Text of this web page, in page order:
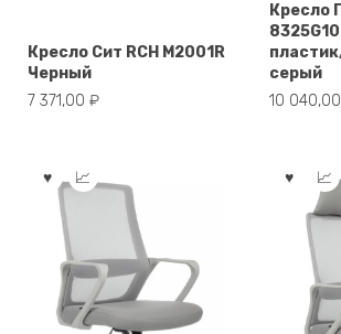
Кресло Сит RCH M2001R
Черный
7 371,00 ₽
Кресло
серый
10 040,00